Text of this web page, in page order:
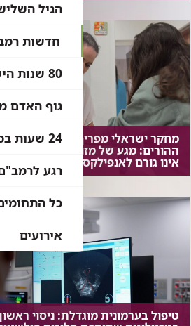
הגיל
חדשות
80 שנות הישגים
גוף האדם
24 שעות במחלקות רמב"ם
רגע
כל
אירועים
מחקר ישראלי מפריך את חששות
ההורים: מגע של מזון אלרגני עם העור
אינו גורם לאנפילקסיס
טיפול בערמונית מוגדלת: ניסוי